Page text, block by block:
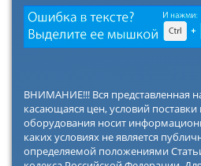
ВНИМАНИЕ!!! Вся представленная
касающаяся цен, условий
оборудования носит
каких условиях не является
определяемой положениями